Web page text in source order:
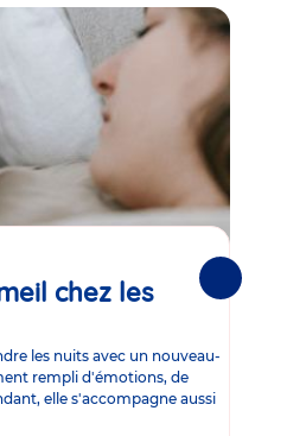
chez les
les nuits avec un nouveau-
rempli d'émotions, de
elle s'accompagne aussi